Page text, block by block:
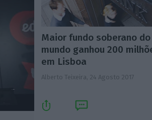
Maior fundo soberano do
mundo ganhou 200
em Lisboa
Alberto Teixeira, 24 Agosto 2017